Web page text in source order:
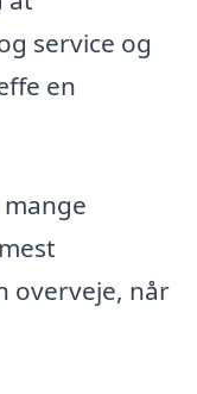
service og
en
overveje, når